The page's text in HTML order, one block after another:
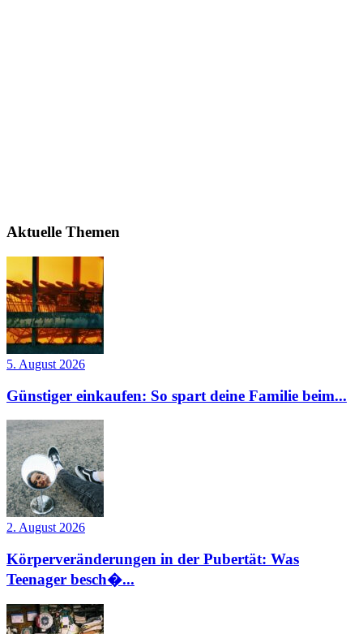
Aktuelle Themen
5. August 2026
Günstiger einkaufen: So spart deine Familie beim...
2. August 2026
Körperveränderungen in der Pubertät: Was
Teenager besch�...